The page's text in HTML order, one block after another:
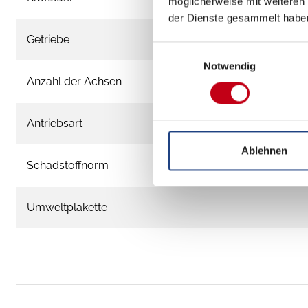
der Dienste gesammelt
Notwendig
Ablehnen
Getriebe
Anzahl der Achsen
Antriebsart
Schadstoffnorm
Umweltplakette